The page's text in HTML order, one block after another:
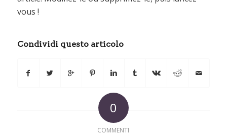
vous !
Condividi questo articolo
0
COMMENTI